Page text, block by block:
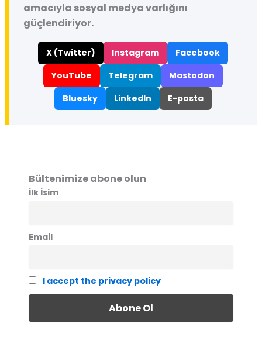
amacıyla sosyal medya varlığını
güçlendiriyor.
X (Twitter) Instagram
Facebook
YouTube
Telegram
Mastodon
Bluesky
LinkedIn E-posta
Bültenimize abone olun
İlk İsim
Email
I accept the privacy policy